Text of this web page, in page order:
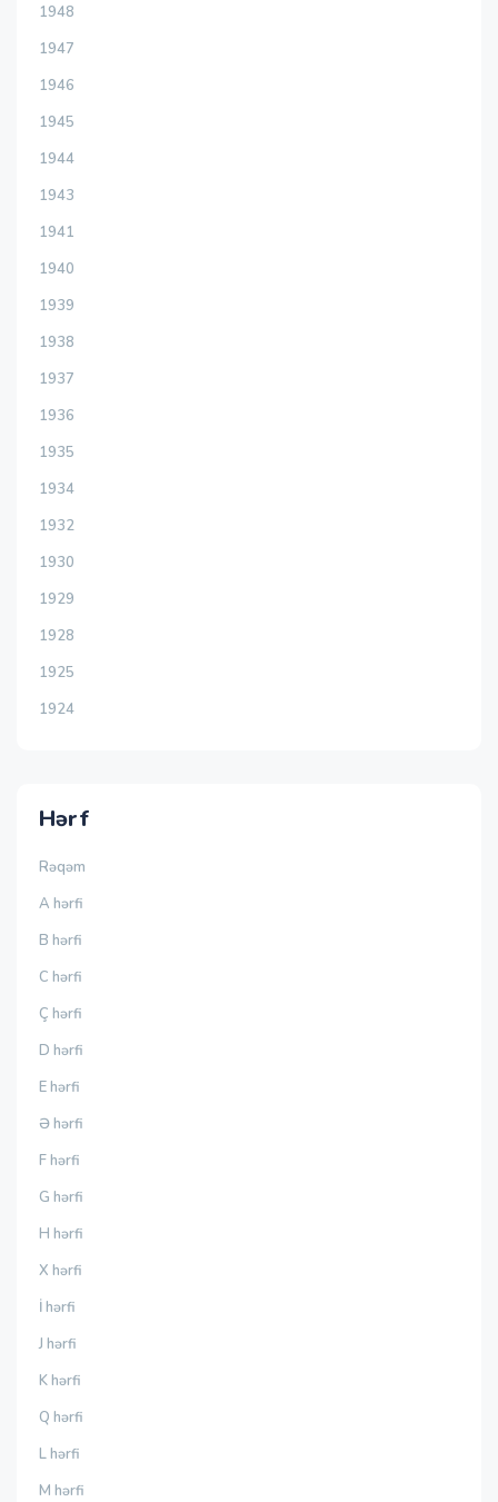
1948
1947
1946
1945
1944
1943
1941
1940
1939
1938
1937
1936
1935
1934
1932
1930
1929
1928
1925
1924
Hərf
Rəqəm
A hərfi
B hərfi
C hərfi
Ç hərfi
D hərfi
E hərfi
Ə hərfi
F hərfi
G hərfi
H hərfi
X hərfi
İ hərfi
J hərfi
K hərfi
Q hərfi
L hərfi
M hərfi